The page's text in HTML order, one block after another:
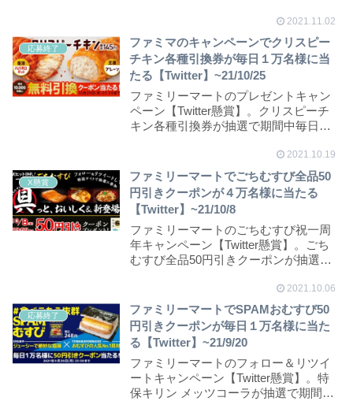
2021.11.02
応募終了
ファミマのキャンペーンでクリスピー
チキン各種引換券が毎日１万名様に当
たる【Twitter】~21/10/25
ファミリーマートのプレゼントキャン
ペーン【Twitter懸賞】。クリスピーチ
キン各種引換券が抽選で期間中毎日１
2021.10.19
X懸賞
ファミリーマートでごちむすび全品50
円引きクーポンが４万名様に当たる
【Twitter】~21/10/8
ファミリーマートのごちむすび祝一周
年キャンペーン【Twitter懸賞】。ごち
むすび全品50円引きクーポンが抽選で
2021.10.06
応募終了
ファミリーマートでSPAMおむすび50
円引きクーポンが毎日１万名様に当た
る【Twitter】~21/9/20
ファミリーマートのフォロー＆リツイ
ートキャンペーン【Twitter懸賞】。特
保キリン メッツコーラが抽選で期間中